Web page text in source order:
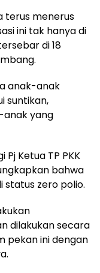
terus menerus
ini tak hanya di
di 18
anak-anak
suntikan,
anak yang
Ketua TP PKK
bahwa
status zero polio.
dilakukan secara
pekan ini dengan